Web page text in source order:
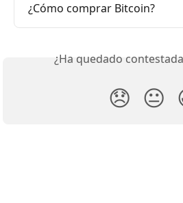
¿Cómo comprar Bitcoin?
¿Ha quedado
😞 😐